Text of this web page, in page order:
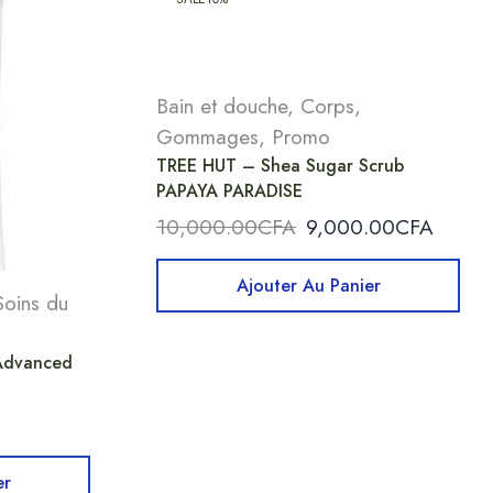
du
Bain et douche, Corps,
Gommages, Promo
TREE HUT – Shea Sugar Scrub
PAPAYA PARADISE
10,000.00CFA 9,000.00CFA
Ajouter Au Panier